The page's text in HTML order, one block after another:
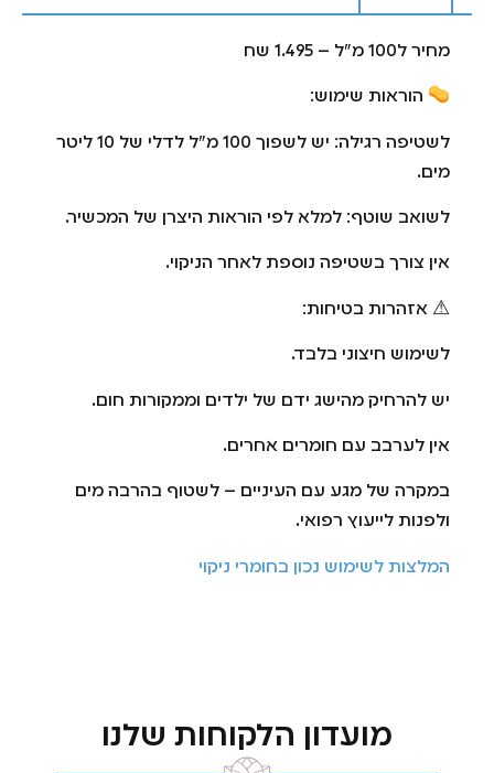
מחיר ל100 מ"ל – 1.495 שח
הוראות שימוש:
לשטיפה רגילה: יש לשפוך 100 מ"ל לדלי של 10 ליטר
מים.
לשואב שוטף: למלא לפי הוראות היצרן של המכשיר.
אין צורך בשטיפה נוספת לאחר הניקוי.
⚠ אזהרות בטיחות:
לשימוש חיצוני בלבד.
יש להרחיק מהישג ידם של ילדים וממקורות חום.
אין לערבב עם חומרים אחרים.
במקרה של מגע עם העיניים – לשטוף בהרבה מים
ולפנות לייעוץ רפואי.
המלצות לשימוש נכון בחומרי ניקוי
מועדון הלקוחות שלנו